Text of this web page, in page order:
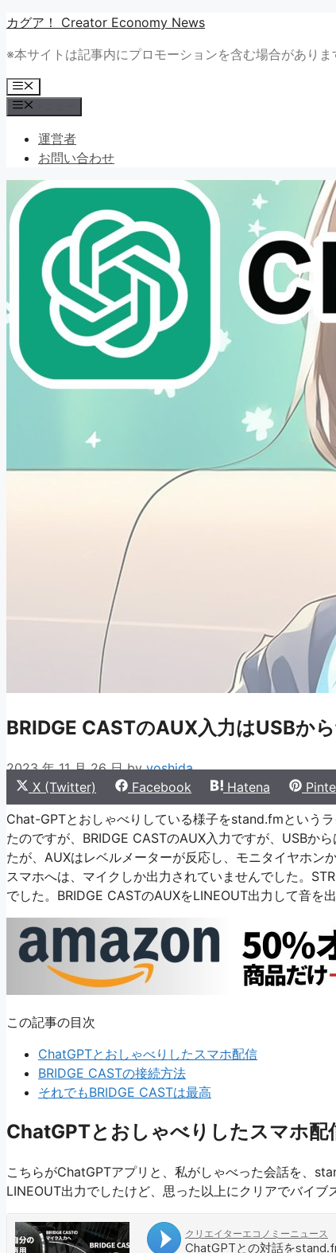
コ
テ
ン
ツ
へ
カグア！ Creator Economy News
※本サイトは記事内にプロモーションを含む場合がありま
メ
ニ
ュ
運営者
お問い合わせ
BRIDGE CASTのAUX入力はUSBか
2023 年 11 月 26 日 byyoshida
Share
on
X (Twitter)
Share
on
Facebook
Share
on
Hatena
on
Chat-GPTとおしゃべりしている様子をstand.fmという
たのですが、BRIDGE CASTのAUX入力ですが、USBか
たが、AUXはレベルメーターが反応し、モニタイヤホン
スマホへは、マイクしか出力されていませんでした。
でした。BRIDGE CASTのAUXをLINEOUT出力して音を
この記事の目次
ChatGPTとおしゃべりしたスマホ配信
BRIDGE CASTの接続方法
それでもBRIDGE CASTは最高
ChatGPTとおしゃべりしたスマホ配
こちらがChatGPTアプリと、私がしゃべった会話を、
LINEOUT出力でしたけど、思った以上にクリアでバイブ